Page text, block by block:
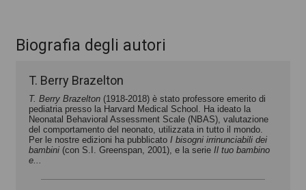
Biografia degli autori
T. Berry Brazelton
T. Berry Brazelton (1918-2018) è stato professore emerito di
pediatria presso la Harvard Medical School. Ha ideato la
Neonatal Behavioral Assessment Scale (NBAS), valutazione
del comportamento del neonato, utilizzata in tutto il mondo
Per le nostre edizioni ha pubblicato I bisogni irrinunciabili dei
bambini (con S.I. Greenspan, 2001), e la serie Il tuo bambino
e...